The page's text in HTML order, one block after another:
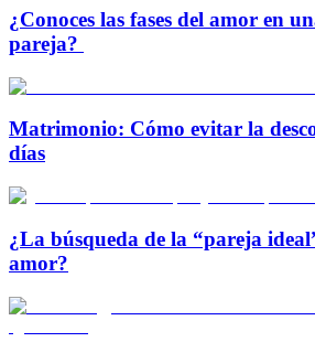
¿Conoces las fases del amor en
pareja?
Matrimonio: Cómo evitar la
días
¿La búsqueda de la “pareja
amor?